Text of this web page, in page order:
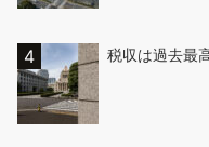
税収は過去最